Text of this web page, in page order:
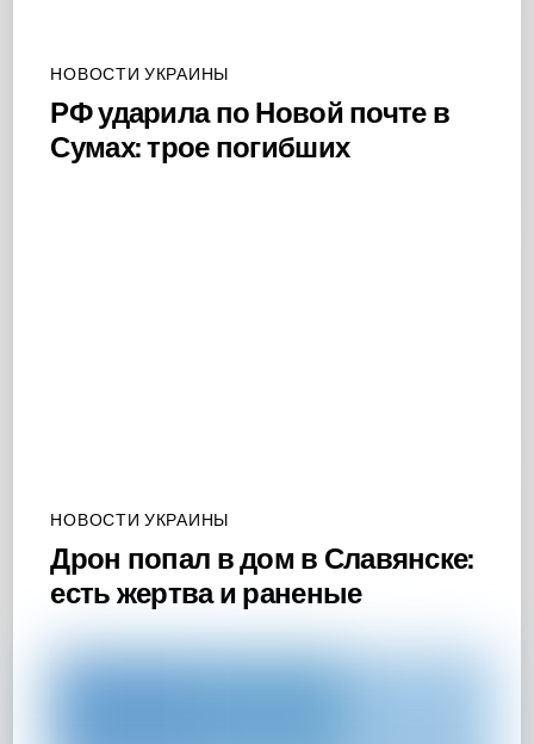
НОВОСТИ УКРАИНЫ
РФ ударила по Новой почте в
Сумах: трое погибших
НОВОСТИ УКРАИНЫ
Дрон попал в дом в Славянске:
есть жертва и раненые